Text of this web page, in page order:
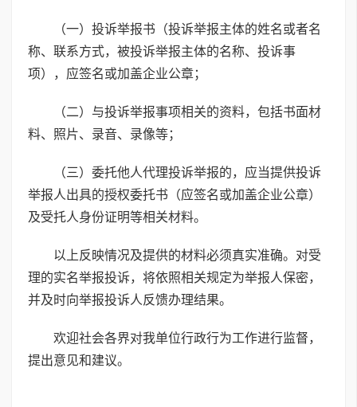
（一）投诉举报书（投诉举报主体的姓名或者名
称、联系方式，被投诉举报主体的名称、投诉事
项），应签名或加盖企业公章；
（二）与投诉举报事项相关的资料，包括书面材
料、照片、录音、录像等；
（三）委托他人代理投诉举报的，应当提供投诉
举报人出具的授权委托书（应签名或加盖企业公章）
及受托人身份证明等相关材料。
以上反映情况及提供的材料必须真实准确。对受
理的实名举报投诉，将依照相关规定为举报人保密，
并及时向举报投诉人反馈办理结果。
欢迎社会各界对我单位行政行为工作进行监督，
提出意见和建议。